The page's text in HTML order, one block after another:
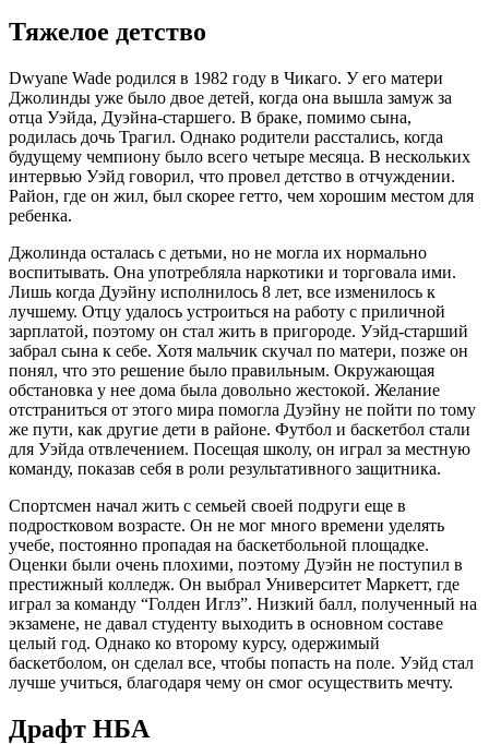
Тяжелое детство
Dwyane Wade родился в 1982 году в Чикаго. У его матери
Джолинды уже было двое детей, когда она вышла замуж за
отца Уэйда, Дуэйна-старшего. В браке, помимо сына,
родилась дочь Трагил. Однако родители расстались, когда
будущему чемпиону было всего четыре месяца. В нескольких
интервью Уэйд говорил, что провел детство в отчуждении.
Район, где он жил, был скорее гетто, чем хорошим местом для
ребенка.
Джолинда осталась с детьми, но не могла их нормально
воспитывать. Она употребляла наркотики и торговала ими.
Лишь когда Дуэйну исполнилось 8 лет, все изменилось к
лучшему. Отцу удалось устроиться на работу с приличной
зарплатой, поэтому он стал жить в пригороде. Уэйд-старший
забрал сына к себе. Хотя мальчик скучал по матери, позже он
понял, что это решение было правильным. Окружающая
обстановка у нее дома была довольно жестокой. Желание
отстраниться от этого мира помогла Дуэйну не пойти по тому
же пути, как другие дети в районе. Футбол и баскетбол стали
для Уэйда отвлечением. Посещая школу, он играл за местную
команду, показав себя в роли результативного защитника.
Спортсмен начал жить с семьей своей подруги еще в
подростковом возрасте. Он не мог много времени уделять
учебе, постоянно пропадая на баскетбольной площадке.
Оценки были очень плохими, поэтому Дуэйн не поступил в
престижный колледж. Он выбрал Университет Маркетт, где
играл за команду “Голден Иглз”. Низкий балл, полученный на
экзамене, не давал студенту выходить в основном составе
целый год. Однако ко второму курсу, одержимый
баскетболом, он сделал все, чтобы попасть на поле. Уэйд стал
лучше учиться, благодаря чему он смог осуществить мечту.
Драфт НБА